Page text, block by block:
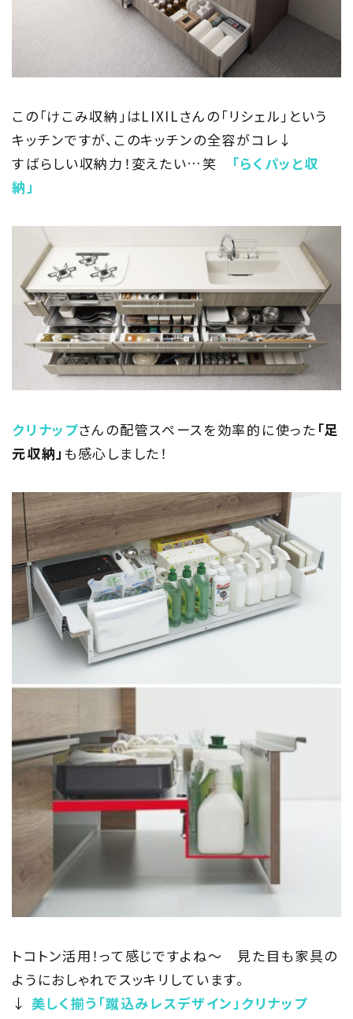
この「けこみ収納」はLIXILさんの「リシェル」という
キッチンですが、このキッチンの全容がコレ↓
すばらしい収納力！変えたい…笑
「らくパッと収
納」
クリナップさんの配管スペースを効率的に使った 「足
元収納」 も感心しました！
トコトン活用！って感じですよね～ 見た目も家具の
ようにおしゃれでスッキリしています。
↓ 美しく揃う「蹴込みレスデザイン」クリナップ